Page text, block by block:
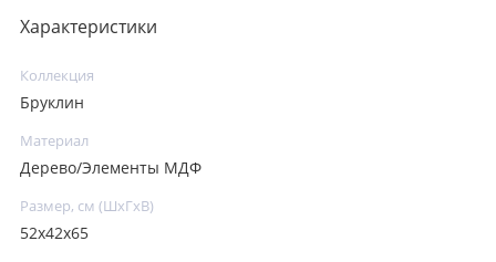
Характеристики
Коллекция
Бруклин
Материал
Дерево/Элементы МДФ
Размер, см (ШхГхВ)
52х42х65